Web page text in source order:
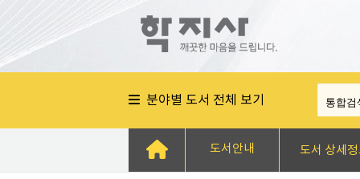
분야별 도서 전체 보기
도서안내 도서 상세